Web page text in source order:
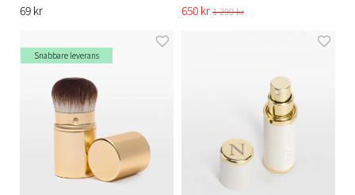
69 kr 650 kr1 299 kr
Snabbare leverans